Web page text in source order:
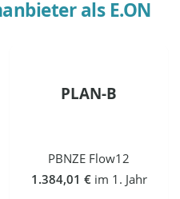
als E.ON
PLAN-B
PBNZE Flow12
1.384,01 € im 1. Jahr